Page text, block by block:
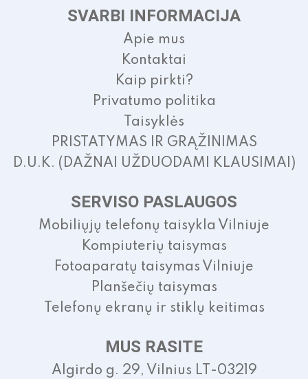
SVARBI INFORMACIJA
Apie mus
Kontaktai
Kaip pirkti?
Privatumo politika
Taisyklės
PRISTATYMAS IR GRĄŽINIMAS
D.U.K. (DAŽNAI UŽDUODAMI KLAUSIMAI)
SERVISO PASLAUGOS
Mobiliųjų telefonų taisykla Vilniuje
Kompiuterių taisymas
Fotoaparatų taisymas Vilniuje
Planšečių taisymas
Telefonų ekranų ir stiklų keitimas
MUS RASITE
Algirdo g. 29, Vilnius LT-03219